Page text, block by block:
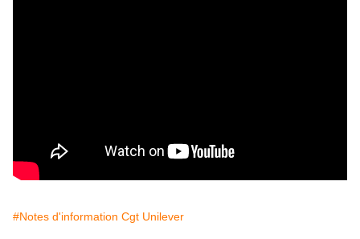
#Notes d'information Cgt Unilever